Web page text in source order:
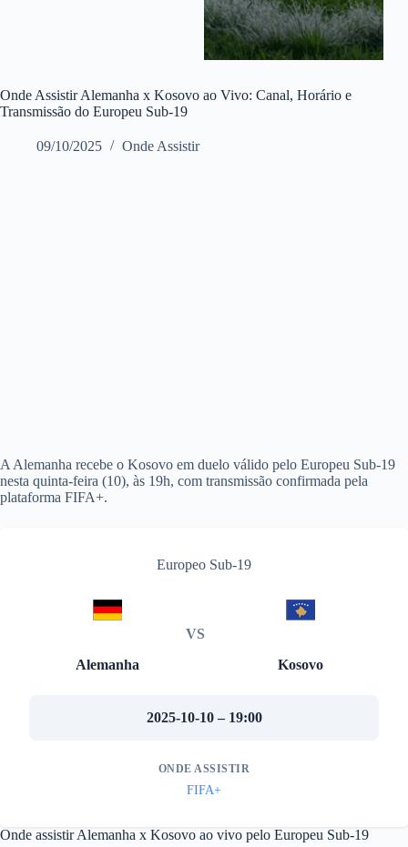
Onde Assistir Alemanha x Kosovo ao Vivo: Canal, Horário e
Transmissão do Europeu Sub-19
09/10/2025 Onde Assistir
A Alemanha recebe o Kosovo em duelo válido pelo Europeu Sub-19
nesta quinta-feira (10), às 19h, com transmissão confirmada pela
plataforma FIFA+.
Europeo Sub-19
Alemanha
VS
Kosovo
2025-10-10 – 19:00
ONDE ASSISTIR
FIFA+
Onde assistir Alemanha x Kosovo ao vivo pelo Europeu Sub-19